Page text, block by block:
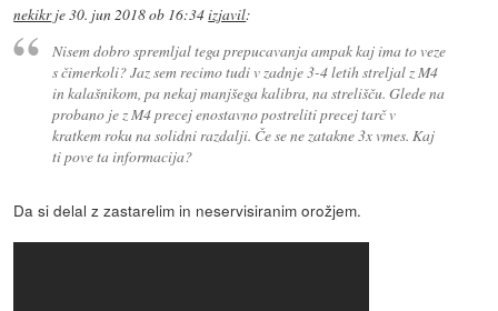
nekikrje30. jun 2018 ob 16:34izjavil:
Nisem dobro spremljal tega prepucavanja ampak kaj ima to veze
s čimerkoli? Jaz sem recimo tudi v zadnje 3-4 letih streljal z M4
in kalašnikom, pa nekaj manjšega kalibra, na strelišču. Glede na
probano je z M4 precej enostavno postreliti precej tarč v
kratkem roku na solidni razdalji. Če se ne zatakne 3x vmes. Kaj
ti pove ta informacija?
Da si delal z zastarelim in neservisiranim orožjem.